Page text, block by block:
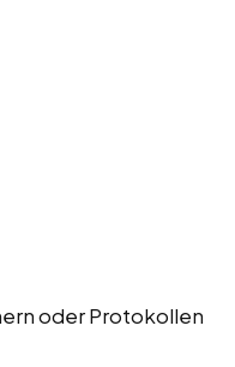
oder Protokollen